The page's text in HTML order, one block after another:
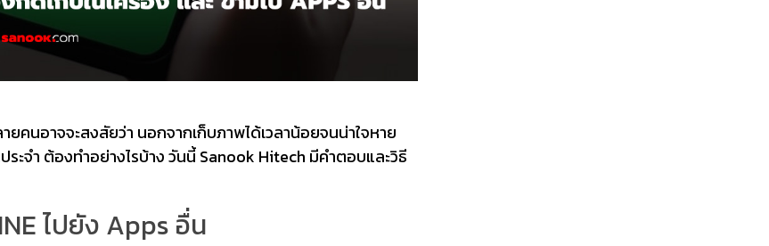
คนอาจจะสงสัยว่า นอกจากเก็บภาพได้เวลาน้อยจนน่าใจหาย
ระจำ ต้องทำอย่างไรบ้าง วันนี้ Sanook Hitech มีคำตอบและวิธี
ไปยัง Apps อื่น